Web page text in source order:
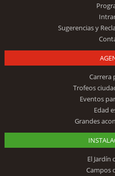
Sugerencias y
Carrera
Trofeos
Eventos
Edad
Grandes
El Jardín
Campos